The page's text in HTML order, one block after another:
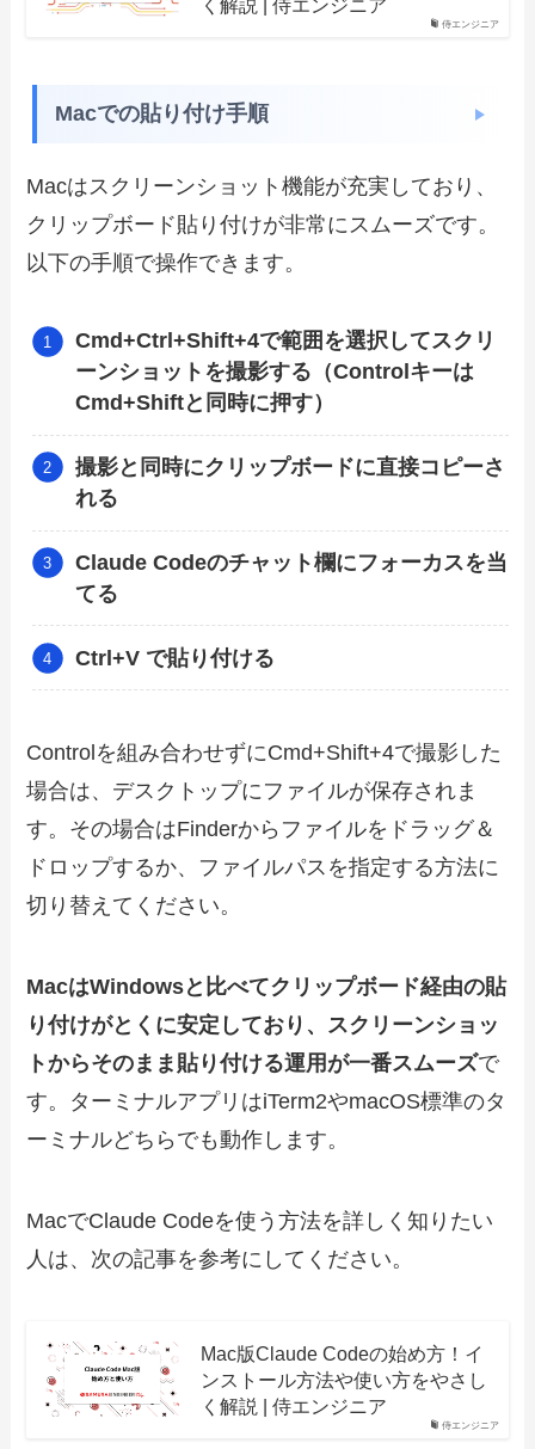
侍エンジニア
く解説 | 侍エンジニア
Macでの貼り付け手順
Macはスクリーンショット機能が充実しており、
クリップボード貼り付けが非常にスムーズです。
以下の手順で操作できます。
Cmd+Ctrl+Shift+4で範囲を選択してスクリ
ーンショットを撮影する（Controlキーは
Cmd+Shiftと同時に押す）
撮影と同時にクリップボードに直接コピーさ
れる
Claude Codeのチャット欄にフォーカスを当
てる
Ctrl+V で貼り付ける
Controlを組み合わせずにCmd+Shift+4で撮影した
場合は、デスクトップにファイルが保存されま
す。その場合はFinderからファイルをドラッグ＆
ドロップするか、ファイルパスを指定する方法に
切り替えてください。
MacはWindowsと比べてクリップボード経由の貼
り付けがとくに安定しており、スクリーンショッ
トからそのまま貼り付ける運用が一番スムーズで
す。ターミナルアプリはiTerm2やmacOS標準のタ
ーミナルどちらでも動作します。
MacでClaude Codeを使う方法を詳しく知りたい
人は、次の記事を参考にしてください。
侍エンジニア
Mac版Claude Codeの始め方！イ
ンストール方法や使い方をやさし
く解説 | 侍エンジニア